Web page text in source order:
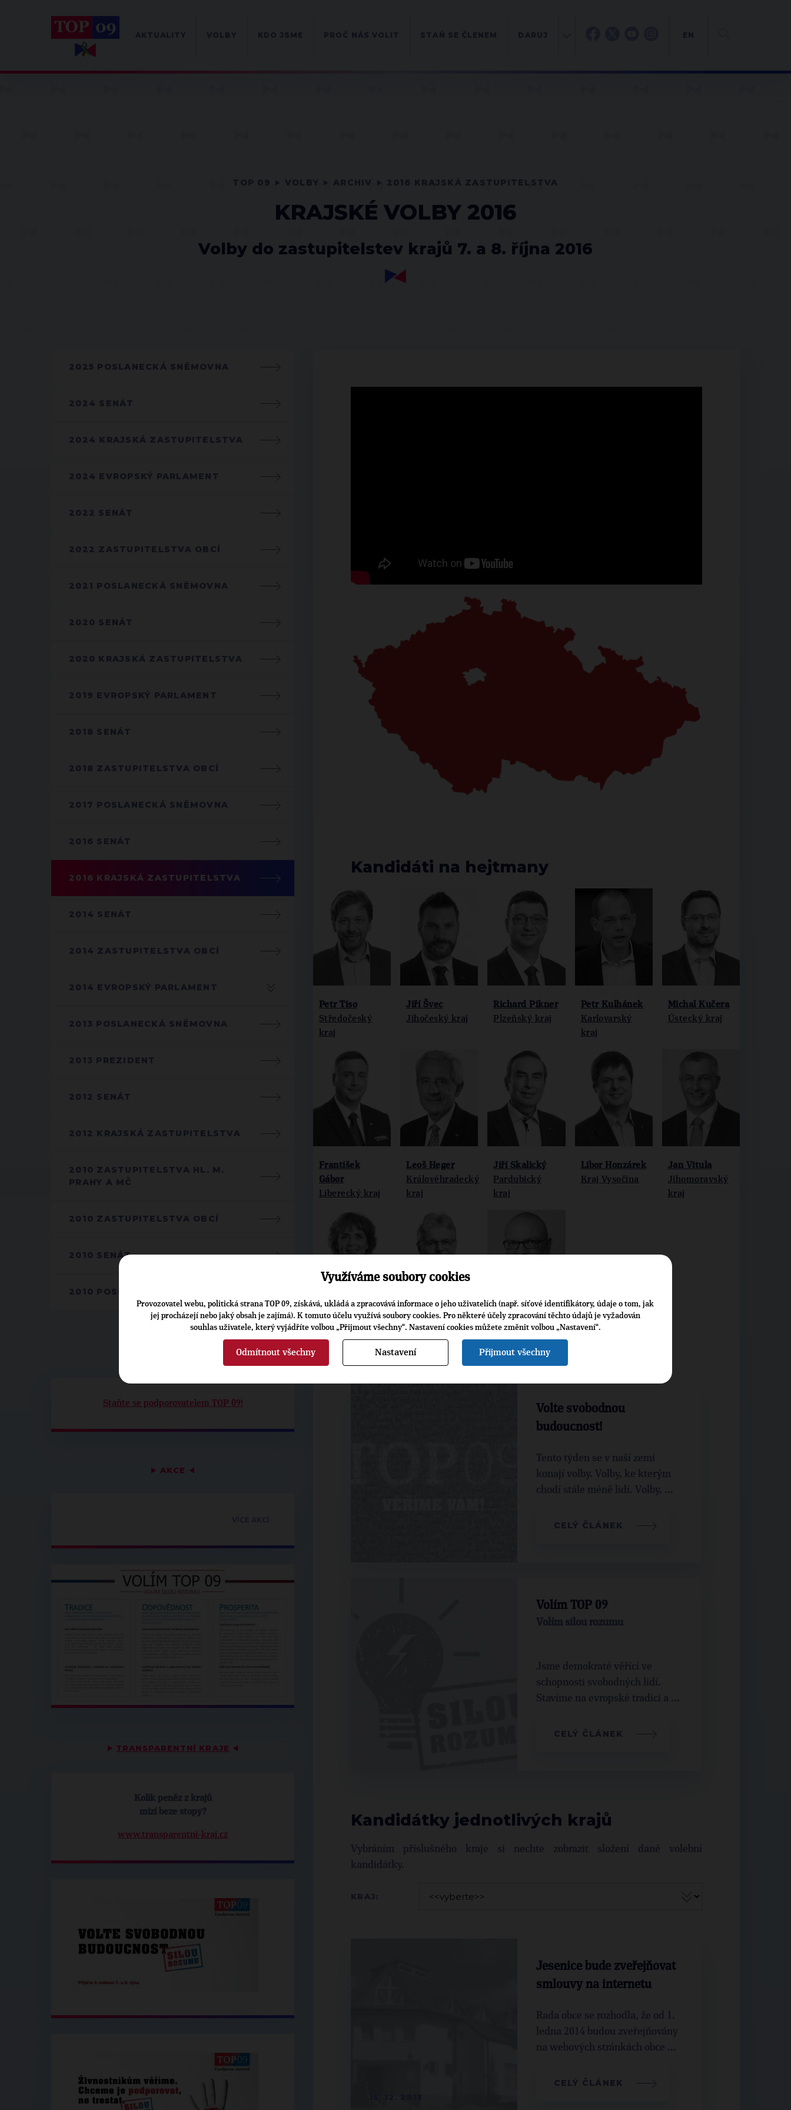
KRAJSKÉ VOLBY 2016
Volby do zastupitelstev krajů 7. a 8. října 2016
2025 POSLANECKÁ SNĚMOVNA
2024 SENÁT
2024 KRAJSKÁ ZASTUPITELSTVA
2024 EVROPSKÝ PARLAMENT
2022 SENÁT
2022 ZASTUPITELSTVA OBCÍ
2021 POSLANECKÁ SNĚMOVNA
2020 SENÁT
2020 KRAJSKÁ ZASTUPITELSTVA
2019 EVROPSKÝ PARLAMENT
2018 SENÁT
2018 ZASTUPITELSTVA OBCÍ
2017 POSLANECKÁ SNĚMOVNA
2016 SENÁT
2016 KRAJSKÁ ZASTUPITELSTVA
2014 SENÁT
2014 ZASTUPITELSTVA OBCÍ
2014 EVROPSKÝ PARLAMENT
2013 POSLANECKÁ SNĚMOVNA
2013 PREZIDENT
2012 SENÁT
2012 KRAJSKÁ ZASTUPITELSTVA
2010 ZASTUPITELSTVA HL. M.
PRAHY A MČ
2010 ZASTUPITELSTVA OBCÍ
2010 SENÁT
2010 POSLANECKÁ SNĚMOVNA
Staňte se podporovatelem TOP 09!
▶ AKCE ◀
▶ TRANSPARENTNÍ KRAJE ◀
Kolik peněz z krajů
mizí beze stopy?
www.transparentni-kraj.cz
Kandidáti na hejtmany
Petr Tiso
Středočeský
kraj
Jiří Švec
Jihočeský kraj
Richard Pikner
Plzeňský kraj
Petr Kulhánek
Karlovarský
kraj
Michal Kučera
Ústecký kraj
František
Gábor
Liberecký kraj
Leoš Heger
Královéhradecký
kraj
Jiří Skalický
Pardubický
kraj
Libor Honzárek
Kraj Vysočina
Jan Vitula
Jihomoravský
kraj
Jitka
Chalánková
kraj
Herbert Pavera
Moravskoslezský
kraj
Vlastislav
Navrátil
Zlínský kraj
Volte svobodnou
budoucnost!
Tento týden se v naší zemi
konají volby. Volby, ke kterým
chodí stále méně lidí. Volby, ...
CELÝ ČLÁNEK
Volím TOP 09
Volím silou rozumu
Jsme demokraté věřící ve
schopnosti svobodných lidí.
Stavíme na evropské tradici a ...
CELÝ ČLÁNEK
Kandidátky jednotlivých krajů
Vybráním příslušného kraje si nechte zobrazit složení dané volební
kandidátky.
KRAJ:
Jesenice bude zveřejňovat
smlouvy na internetu
Rada obce se rozhodla, že od 1.
ledna 2014 budou zveřejňovány
na webových stránkách obce ...
CELÝ ČLÁNEK
Využíváme soubory cookies
Provozovatel webu, politická strana TOP 09, získává, ukládá a zpracovává informace o jeho uživatelích (např. síťové identifikátory, údaje o tom, jak
jej procházejí nebo jaký obsah je zajímá). K tomuto účelu využívá soubory cookies. Pro některé účely zpracování těchto údajů je vyžadován
souhlas uživatele, který vyjádříte volbou „Přijmout všechny“. Nastavení cookies můžete změnit volbou „Nastavení“.
Odmítnout všechny Nastavení Přijmout všechny